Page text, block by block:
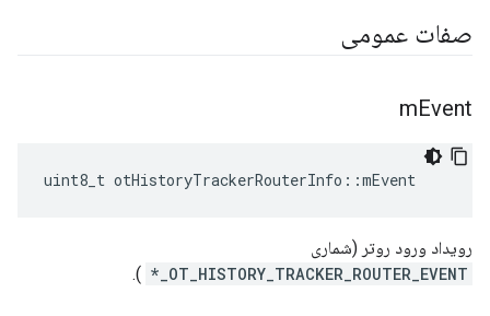
صفات عمومی
mEvent
uint8_t otHistoryTrackerRouterInfo ::mEvent
رویداد ورود روتر (شماری
OT_HISTORY_TRACKER_ROUTER_EVENT_*
).